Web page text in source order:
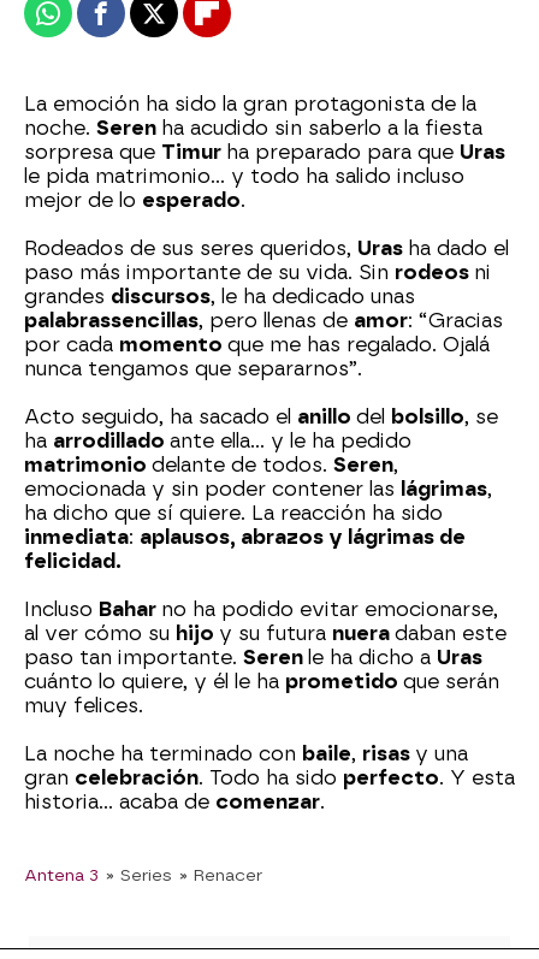
WhatsappFacebook
X Flipboard
La emoción ha sido la gran protagonista de la
noche. Seren ha acudido sin saberlo a la fiesta
sorpresa que Timur ha preparado para que Uras
le pida matrimonio… y todo ha salido incluso
mejor de lo esperado.
Rodeados de sus seres queridos, Uras ha dado el
paso más importante de su vida. Sin rodeos ni
grandes discursos, le ha dedicado unas
palabrassencillas, pero llenas de amor: “Gracias
por cada momento que me has regalado. Ojalá
nunca tengamos que separarnos”.
Acto seguido, ha sacado el anillo del bolsillo, se
ha arrodillado ante ella… y le ha pedido
matrimonio delante de todos. Seren,
emocionada y sin poder contener las lágrimas,
ha dicho que sí quiere. La reacción ha sido
inmediata: aplausos, abrazos y lágrimas de
felicidad.
Incluso Bahar no ha podido evitar emocionarse,
al ver cómo su hijo y su futura nuera daban este
paso tan importante. Seren le ha dicho a Uras
cuánto lo quiere, y él le ha prometido que serán
muy felices.
La noche ha terminado con baile, risas y una
gran celebración. Todo ha sido perfecto. Y esta
historia… acaba de comenzar.
Antena 3 » Series » Renacer